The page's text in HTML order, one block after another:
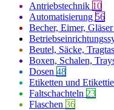
Antriebstechnik 10
Automatisierung 56
Becher, Eimer, Gläser
Beutel, Säcke,
Boxen, Schalen,
Dosen 48
Etiketten und
Faltschachteln 23
Flaschen 36